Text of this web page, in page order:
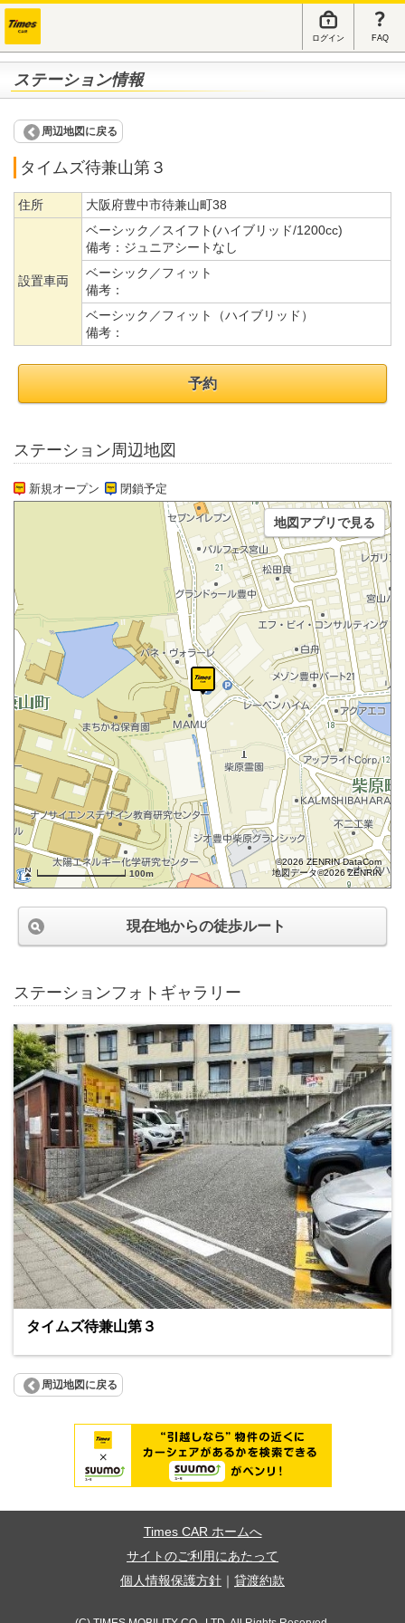
ログイン FAQ
ステーション情報
周辺地図に戻る
タイムズ待兼山第３
住所 大阪府豊中市待兼山町38
設置車両
ベーシック／スイフト(ハイブリッド/1200cc)
備考： ジュニアシートなし
ベーシック／フィット
備考：
ベーシック／フィット（ハイブリッド）
備考：
予約
ステーション周辺地図
新規オープン 閉鎖予定
100m
©2026 ZENRIN DataCom
地図データ©2026 ZENRIN
地図アプリで見る
現在地からの徒歩ルート
ステーションフォトギャラリー
タイムズ待兼山第３
周辺地図に戻る
Times CAR ホームへ
サイトのご利用にあたって
個人情報保護方針
貸渡約款